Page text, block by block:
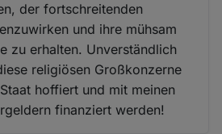
der fortschreitenden
und ihre mühsam
zu erhalten. Unverständlich
religiösen Großkonzerne
hoffiert und mit meinen
finanziert werden!